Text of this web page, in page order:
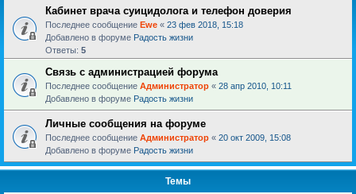
Кабинет врача суицидолога и телефон доверия
Последнее сообщение Ewe « 23 фев 2018, 15:18
Добавлено в форуме Радость жизни
Ответы: 5
Связь с администрацией форума
Последнее сообщение Администратор « 28 апр 2010, 10:11
Добавлено в форуме Радость жизни
Личные сообщения на форуме
Последнее сообщение Администратор « 20 окт 2009, 15:08
Добавлено в форуме Радость жизни
Темы